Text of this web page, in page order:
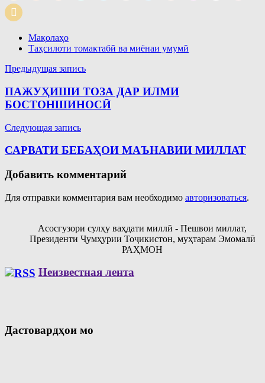
Мақолаҳо
Таҳсилоти томактабӣ ва миёнаи умумӣ
Навигация
по
записям
Предыдущая запись
ПАЖУҲИШИ ТОЗА ДАР ИЛМИ
БОСТОНШИНОСӢ
Следующая запись
САРВАТИ БЕБАҲОИ МАЪНАВИИ МИЛЛАТ
Добавить комментарий
Для отправки комментария вам необходимо авторизоваться.
Асосгузори сулҳу ваҳдати миллӣ - Пешвои миллат,
Президенти Ҷумҳурии Тоҷикистон, муҳтарам Эмомалӣ
РАҲМОН
Неизвестная лента
Дастовардҳои мо